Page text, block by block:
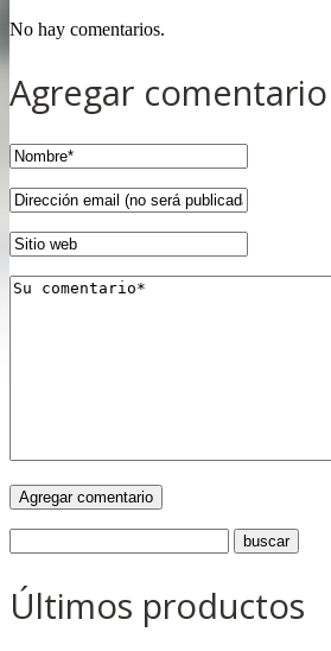
No hay comentarios.
Agregar comentario
Últimos productos